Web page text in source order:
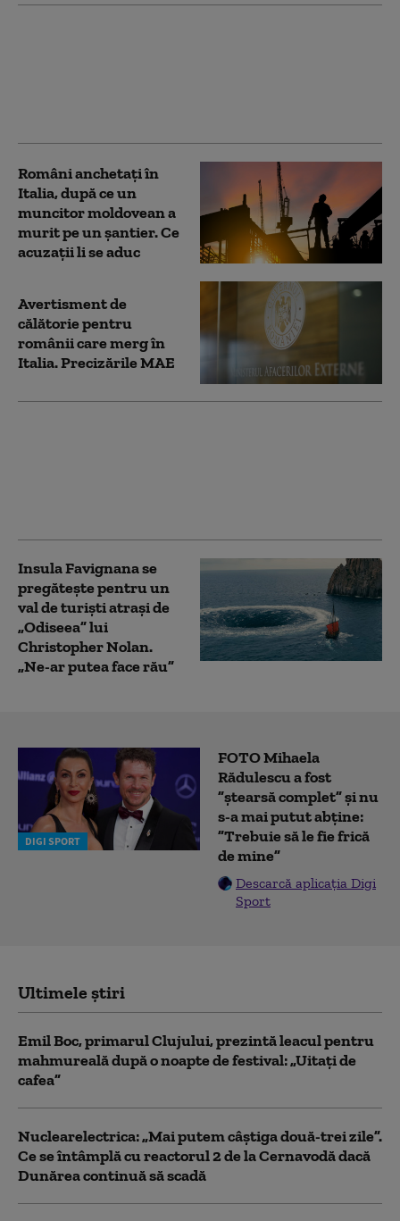
Români anchetați în
Italia, după ce un
muncitor moldovean a
murit pe un șantier. Ce
acuzații li se aduc
Avertisment de
călătorie pentru
românii care merg în
Italia. Precizările MAE
Insula Favignana se
pregăteşte pentru un
val de turişti atraşi de
„Odiseea” lui
Christopher Nolan.
„Ne-ar putea face rău”
DIGI SPORT
FOTO Mihaela
Rădulescu a fost
”ștearsă complet” și nu
s-a mai putut abține:
”Trebuie să le fie frică
de mine”
Descarcă aplicația Digi
Sport
Ultimele știri
Emil Boc, primarul Clujului, prezintă leacul pentru
mahmureală după o noapte de festival: „Uitați de
cafea”
Nuclearelectrica: „Mai putem câștiga două-trei zile”.
Ce se întâmplă cu reactorul 2 de la Cernavodă dacă
Dunărea continuă să scadă